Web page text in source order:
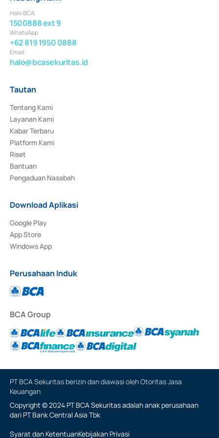
Halo BCA
1500888 ext 9
WhatsApp
+62 819 1950 0888
Email
halo@bcasekuritas.id
Tautan
Tentang Kami
Layanan Kami
Kabar Terbaru
Platform Kami
Riset
Bantuan
Pengaduan Nasabah
Download Aplikasi
Google Play
App Store
Windows App
Perusahaan Induk
BCA Group
PT BCA Sekuritas berizin dan diawasi oleh Otoritas Jasa
Keuangan
Copyright © 2024 PT BCA Sekuritas adalah anak perusahaan
dari PT Bank Central Asia Tbk
Syarat dan KetentuanKebijakan Privasi